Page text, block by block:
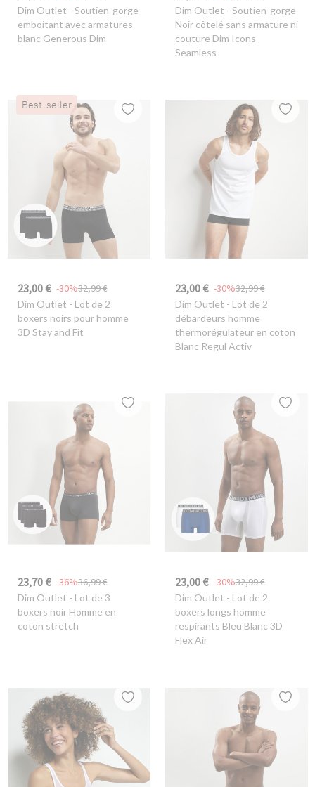
Dim Outlet - Soutien-gorge
emboitant avec armatures
blanc Generous Dim
Dim Outlet - Soutien-gorge
Noir côtelé sans armature ni
couture Dim Icons
Seamless
Best-seller
23,00 € 32,99 €
-30%
Dim Outlet - Lot de 2
boxers noirs pour homme
3D Stay and Fit
23,00 € 32,99 €
-30%
Dim Outlet - Lot de 2
débardeurs homme
thermorégulateur en coton
Blanc Regul Activ
23,70 € 36,99 €
-36%
Dim Outlet - Lot de 3
boxers noir Homme en
coton stretch
23,00 € 32,99 €
-30%
Dim Outlet - Lot de 2
boxers longs homme
respirants Bleu Blanc 3D
Flex Air